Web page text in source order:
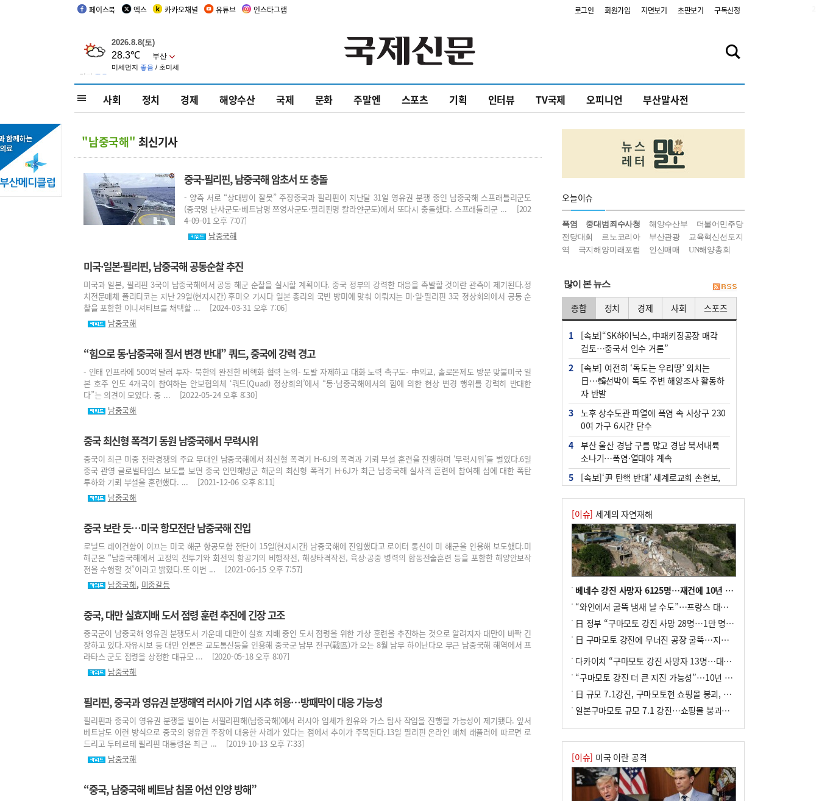
페이스북 엑스 카카오채널 유튜브 인스타그램 로그인 회원가입 지면보기 초판보기 구독신청
사회 정치 경제 해양수산 국제 문화 주말엔 스포츠 기획 인터뷰 TV국제 오피니언 부산말사전
"남중국해" 최신기사
중국-필리핀, 남중국해 암초서 또 충돌
- 양측 서로 “상대방이 잘못” 주장중국과 필리핀이 지난달 31일 영유권 분쟁 중인 남중국해 스프래틀리군도
(중국명 난사군도·베트남명 쯔엉사군도·필리핀명 칼라얀군도)에서 또다시 충돌했다. 스프래틀리군 ... [202
4-09-01 오후 7:07]
남중국해
미국·일본·필리핀, 남중국해 공동순찰 추진
미국과 일본, 필리핀 3국이 남중국해에서 공동 해군 순찰을 실시할 계획이다. 중국 정부의 강력한 대응을 촉발할 것이란 관측이 제기된다.정
치전문매체 폴리티코는 지난 29일(현지시간) 후미오 기시다 일본 총리의 국빈 방미에 맞춰 이뤄지는 미·일·필리핀 3국 정상회의에서 공동 순
찰을 포함한 이니셔티브를 채택할 ... [2024-03-31 오후 7:06]
남중국해
“힘으로 동·남중국해 질서 변경 반대” 쿼드, 중국에 강력 경고
- 인태 인프라에 500억 달러 투자- 북한의 완전한 비핵화 협력 논의- 도발 자제하고 대화 노력 촉구도- 中외교, 솔로몬제도 방문 맞불미국 일
본 호주 인도 4개국이 참여하는 안보협의체 ‘쿼드(Quad) 정상회의’에서 “동·남중국해에서의 힘에 의한 현상 변경 행위를 강력히 반대한
다”는 의견이 모였다. 중 ... [2022-05-24 오후 8:30]
남중국해
중국 최신형 폭격기 동원 남중국해서 무력시위
중국이 최근 미중 전략경쟁의 주요 무대인 남중국해에서 최신형 폭격기 H-6J의 폭격과 기뢰 부설 훈련을 진행하며 ‘무력시위’를 벌였다.6일
중국 관영 글로벌타임스 보도를 보면 중국 인민해방군 해군의 최신형 폭격기 H-6J가 최근 남중국해 실사격 훈련에 참여해 섬에 대한 폭탄
투하와 기뢰 부설을 훈련했다. ... [2021-12-06 오후 8:11]
남중국해
중국 보란 듯…미국 항모전단 남중국해 진입
로널드 레이건함이 이끄는 미국 해군 항공모함 전단이 15일(현지시간) 남중국해에 진입했다고 로이터 통신이 미 해군을 인용해 보도했다.미
해군은 “남중국해에서 고정익 전투기와 회전익 항공기의 비행작전, 해상타격작전, 육상·공중 병력의 합동전술훈련 등을 포함한 해양안보작
전을 수행할 것”이라고 밝혔다.또 이번 ... [2021-06-15 오후 7:57]
남중국해, 미중갈등
중국, 대만 실효지배 도서 점령 훈련 추진에 긴장 고조
중국군이 남중국해 영유권 분쟁도서 가운데 대만이 실효 지배 중인 도서 점령을 위한 가상 훈련을 추진하는 것으로 알려지자 대만이 바짝 긴
장하고 있다.자유시보 등 대만 언론은 교도통신등을 인용해 중국군 남부 전구(戰區)가 오는 8월 남부 하이난다오 부근 남중국해 해역에서 프
라타스 군도 점령을 상정한 대규모 ... [2020-05-18 오후 8:07]
남중국해
필리핀, 중국과 영유권 분쟁해역 러시아 기업 시추 허용…방패막이 대응 가능성
필리핀과 중국이 영유권 분쟁을 벌이는 서필리핀해(남중국해)에서 러시아 업체가 원유와 가스 탐사 작업을 진행할 가능성이 제기됐다. 앞서
베트남도 이런 방식으로 중국의 영유권 주장에 대응한 사례가 있다는 점에서 추이가 주목된다.13일 필리핀 온라인 매체 래플러에 따르면 로
드리고 두테르테 필리핀 대통령은 최근 ... [2019-10-13 오후 7:33]
남중국해
“중국, 남중국해 베트남 침몰 어선 인양 방해”
오늘이슈
폭염 중대범죄수사청 해양수산부
더불어민주당
전당대회
르노코리아 부산관광
교육혁신선도지
역
극지해양미래포럼 인신매매 UN해양총회
많이 본 뉴스
종합 정치 경제 사회 스포츠
1
[속보]“SK하이닉스, 中패키징공장 매각
검토…중국서 인수 거론”
2
[속보] 여전히 ‘독도는 우리땅’ 외치는
日…韓선박이 독도 주변 해양조사 활동하
자 반발
3
노후 상수도관 파열에 폭염 속 사상구 230
0여 가구 6시간 단수
4
부산 울산 경남 구름 많고 경남 북서내륙
소나기…폭염·열대야 계속
5
[속보]‘尹 탄핵 반대’ 세계로교회 손현보,
6
‘탄약 부족 사태’ 보도에 격노한 트럼프…
군사기밀 유출자 색출 지시
7
부산 주유소 휘발유 평균가 ℓ당 1849원…
전주보다 3원 ↓
8
[속보] ‘심판 성접대’ 논란 축구협회 공식
사과…“현재는 부적절 행위 없어”
9
서울 중랑구서 흉기 난동…60대 남성 2명
사망
10 "올해 코스피 사이드카 43회 중 25회는 삼
[이슈] 세계의 자연재해
베네수 강진 사망자 6125명…재건에 10년 이상 걸릴수도
“와인에서 굴뚝 냄새 날 수도”…프랑스 대형 산불에 보르도 와인 품질 위협
日 정부 “구마모토 강진 사망 28명…1만 명 대피”
日 구마모토 강진에 무너진 공장 굴뚝…지진 사망자 최소 13명
다카이치 “구마모토 강진 사망자 13명…대규모 피해 확인”
“구마모토 강진 더 큰 지진 가능성”…10년 전 지진에 단층 재활성
日 규모 7.1강진, 구마모토현 쇼핑몰 붕괴, 2명 사망
일본구마모토 규모 7.1 강진…쇼핑몰 붕괴로 직원 20여 명 갇힌 듯
[이슈] 미국 이란 공격